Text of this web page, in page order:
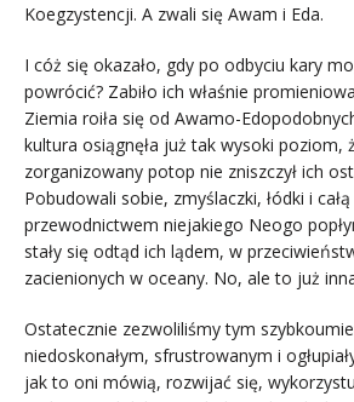
Koegzystencji. A zwali się Awam i Eda.
I cóż się okazało, gdy po odbyciu kary
powrócić? Zabiło ich właśnie
Ziemia roiła się od Awamo-
kultura osiągnęła już tak wysoki poziom,
zorganizowany potop nie zniszczył ich
Pobudowali sobie, zmyślaczki, łódki i
przewodnictwem niejakiego Neogo
stały się odtąd ich lądem, w
zacienionych w oceany. No, ale to już
Ostatecznie zezwoliliśmy tym
niedoskonałym, sfrustrowanym i
jak to oni mówią, rozwijać się,